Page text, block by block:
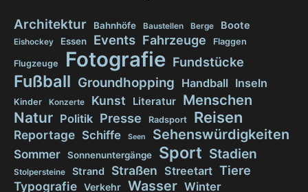
Architektur Bahnhöfe Baustellen Berge Boote
Eishockey Essen Events Fahrzeuge Flaggen
Flugzeuge Fotografie Fundstücke
Fußball Groundhopping Handball Inseln
Kinder Konzerte Kunst Literatur Menschen
Natur Politik Presse Radsport Reisen
Reportage Schiffe Seen Sehenswürdigkeiten
Sommer Sonnenuntergänge Sport Stadien
Stolpersteine Strand Straßen Streetart Tiere
Typografie Verkehr Wasser Winter